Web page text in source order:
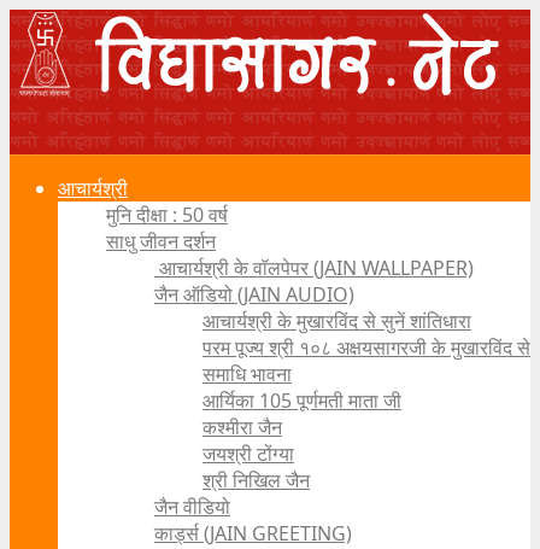
आचार्यश्री
मुनि दीक्षा : 50 वर्ष
साधु जीवन दर्शन
आचार्यश्री के वॉलपेपर (JAIN WALLPAPER)
जैन ऑडियो (JAIN AUDIO)
आचार्यश्री के मुखारविंद से सुनें शांतिधारा
परम पूज्य श्री १०८ अक्षयसागरजी के मुखारविंद से
समाधि भावना
आर्यिका 105 पूर्णमती माता जी
कश्मीरा जैन
जयश्री टोंग्या
श्री निखिल जैन
जैन वीडियो
कार्ड्स (JAIN GREETING)